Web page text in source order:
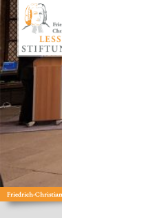
Friedrich-Christian-Lesser: Theologe |